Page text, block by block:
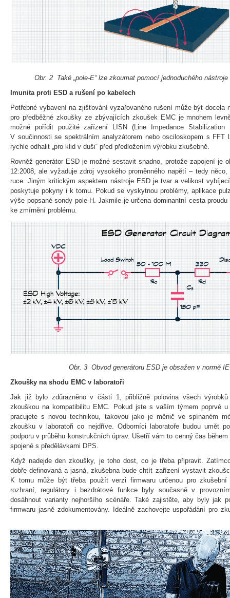
Obr. 2 Také „pole-E“ lze zkoumat pomocí jednoduchého
Imunita proti ESD a rušení po kabelech
Potřebné vybavení na zjišťování vyzařovaného rušení může být docela
pro předběžné zkoušky ze zbývajících zkoušek EMC je mnohem
možné pořídit použité zařízení LISN (Line Impedance Stabilization
V součinnosti se spektrálním analyzátorem nebo osciloskopem s FFT
rychle odhalit „pro klid v duši“ před předložením výrobku zkušebně.
Rovněž generátor ESD je možné sestavit snadno, protože zapojení je
12:2008, ale vyžaduje zdroj vysokého proměnného napětí – tedy
ruce. Jiným kritickým aspektem nástroje ESD je tvar a velikost
poskytuje pokyny i k tomu. Pokud se vyskytnou problémy, aplikace
výše popsané sondy pole-H. Jakmile je určena dominantní cesta
ke zmírnění problému.
Obr. 3 Obvod generátoru ESD je obsažen v normě
Zkoušky na shodu EMC v laboratoři
Jak již bylo zdůrazněno v části 1, přibližně polovina všech výrobků
zkouškou na kompatibilitu EMC. Pokud jste s vaším týmem poprvé
pracujete s novou technikou, takovou jako je měnič ve spínaném
zkoušku v laboratoři co nejdříve. Odborníci laboratoře budou umět
podporu v průběhu konstrukčních úprav. Ušetří vám to cenný čas
spojené s předělávkami DPS.
Když nadejde den zkoušky, je toho dost, co je třeba připravit.
dobře definovaná a jasná, zkušebna bude chtít zařízení vystavit
K tomu může být třeba použít verzi firmwaru určenou pro
rozhraní, regulátory i bezdrátové funkce byly současně v
dosáhnout varianty nejhoršího scénáře. Také zajistěte, aby byly jak
firmwaru jasně zdokumentovány. Ideálně zachovejte uspořádání pro